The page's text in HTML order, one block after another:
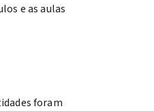
e as aulas
foram